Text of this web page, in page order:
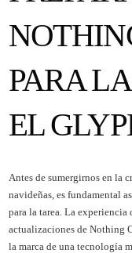
PARA
EL
Antes de sumergirnos en la
navideñas, es fundamental
para la tarea. La
actualizaciones de Nothing
la marca de una tecnología